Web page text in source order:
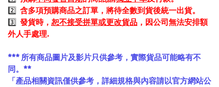
2️⃣ 含多項預購商品之訂單，將待全數到貨後統一出貨。
3️⃣ 發貨時， 恕不接受拼單或更改貨品 ，因公司無法安排額
外人手處理.
*** 所有商品圖片及影片只供參考，實際貨品可能略有不
同。**
「產品相關資訊僅供參考，詳細規格與內容請以官方網站公